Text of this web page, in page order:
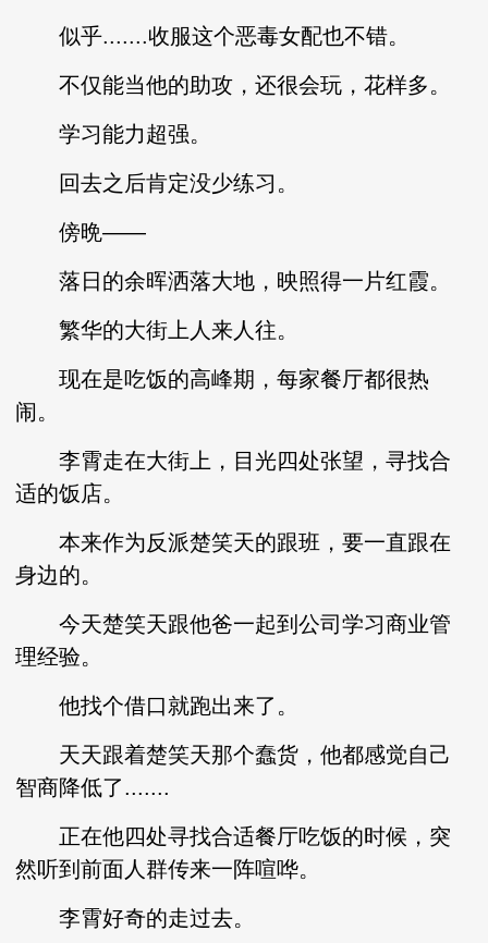
似乎.......收服这个恶毒女配也不错。
不仅能当他的助攻，还很会玩，花样多。
学习能力超强。
回去之后肯定没少练习。
傍晩——
落日的余晖洒落大地，映照得一片红霞。
繁华的大街上人来人往。
现在是吃饭的高峰期，每家餐厅都很热
闹。
李霄走在大街上，目光四处张望，寻找合
适的饭店。
本来作为反派楚笑天的跟班，要一直跟在
身边的。
今天楚笑天跟他爸一起到公司学习商业管
理经验。
他找个借口就跑出来了。
天天跟着楚笑天那个蠢货，他都感觉自己
智商降低了.......
正在他四处寻找合适餐厅吃饭的时候，突
然听到前面人群传来一阵喧哗。
李霄好奇的走过去。